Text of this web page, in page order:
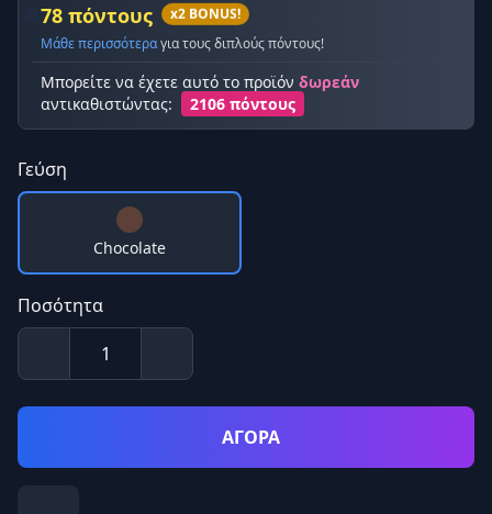
78 πόντους
x2 BONUS!
Μάθε περισσότεραγια τους διπλούς πόντους!
Μπορείτε να έχετε αυτό το προϊόν δωρεάν
αντικαθιστώντας:
2106 πόντους
Γεύση
Chocolate
Ποσότητα
ΑΓΟΡΑ